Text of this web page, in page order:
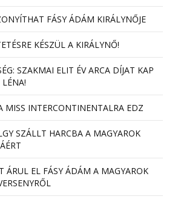
FÁSY ÁDÁM KIRÁLYNŐJE
KÉSZÜL A KIRÁLYNŐ!
SZAKMAI ELIT ÉV ARCA DÍJAT KAP
MISS INTERCONTINENTALRA EDZ
SZÁLLT HARCBA A MAGYAROK
ÁRUL EL FÁSY ÁDÁM A MAGYAROK